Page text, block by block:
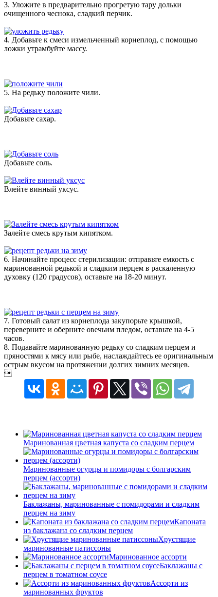
3. Уложите в предварительно прогретую тару дольки
очищенного чеснока, сладкий перчик.
4. Добавьте к смеси измельченный корнеплод, с помощью
ложки утрамбуйте массу.
5. На редьку положите чили.
Добавьте сахар.
Добавьте соль.
Влейте винный уксус.
Залейте смесь крутым кипятком.
6. Начинайте процесс стерилизации: отправьте емкость с
маринованной редькой и сладким перцем в раскаленную
духовку (120 градусов), оставьте на 18-20 минут.
7. Готовый салат из корнеплода закупорьте крышкой,
переверните и оберните овечьим пледом, оставьте на 4-5
часов.
8. Подавайте маринованную редьку со сладким перцем и
пряностями к мясу или рыбе, наслаждайтесь ее оригинальным
острым вкусом на протяжении долгих зимних месяцев.

Маринованная цветная капуста со сладким перцем
Маринованные огурцы и помидоры с болгарским
перцем (ассорти)
Баклажаны, маринованные с помидорами и сладким
перцем на зиму
Капоната
из баклажана со сладким перцем
Хрустящие
маринованные патиссоны
Маринованное ассорти
Баклажаны с
перцем в томатном соусе
Ассорти из
маринованных фруктов